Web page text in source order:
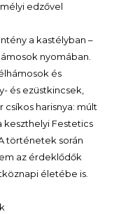
edzővel
a kastélyban –
nyomában.
és
és ezüstkincsek,
harisnya: múlt
Festetics
történetek során
az érdeklődők
életébe is.